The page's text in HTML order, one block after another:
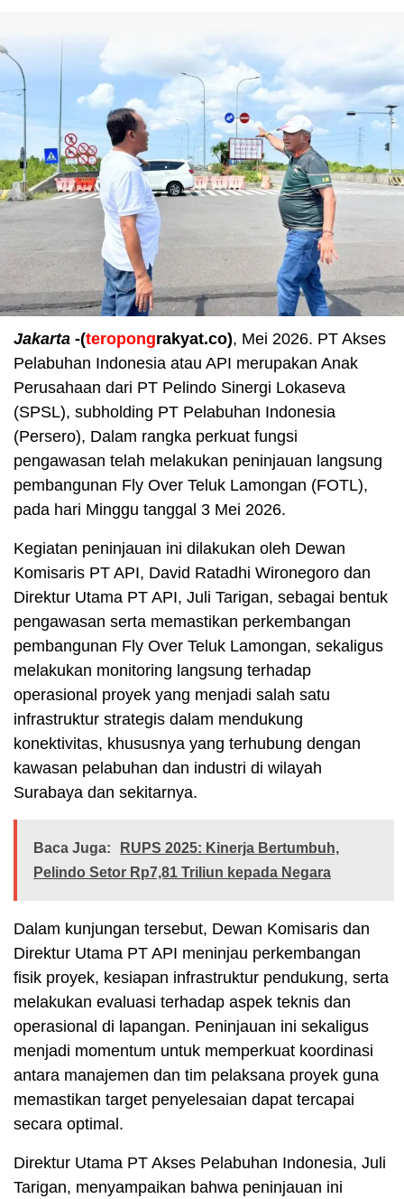
Jakarta -(teropongrakyat.co), Mei 2026. PT Akses
Pelabuhan Indonesia atau API merupakan Anak
Perusahaan dari PT Pelindo Sinergi Lokaseva
(SPSL), subholding PT Pelabuhan Indonesia
(Persero), Dalam rangka perkuat fungsi
pengawasan telah melakukan peninjauan langsung
pembangunan Fly Over Teluk Lamongan (FOTL),
pada hari Minggu tanggal 3 Mei 2026.
Kegiatan peninjauan ini dilakukan oleh Dewan
Komisaris PT API, David Ratadhi Wironegoro dan
Direktur Utama PT API, Juli Tarigan, sebagai bentuk
pengawasan serta memastikan perkembangan
pembangunan Fly Over Teluk Lamongan, sekaligus
melakukan monitoring langsung terhadap
operasional proyek yang menjadi salah satu
infrastruktur strategis dalam mendukung
konektivitas, khususnya yang terhubung dengan
kawasan pelabuhan dan industri di wilayah
Surabaya dan sekitarnya.
Baca Juga:
RUPS 2025: Kinerja Bertumbuh,
Pelindo Setor Rp7,81 Triliun kepada Negara
Dalam kunjungan tersebut, Dewan Komisaris dan
Direktur Utama PT API meninjau perkembangan
fisik proyek, kesiapan infrastruktur pendukung, serta
melakukan evaluasi terhadap aspek teknis dan
operasional di lapangan. Peninjauan ini sekaligus
menjadi momentum untuk memperkuat koordinasi
antara manajemen dan tim pelaksana proyek guna
memastikan target penyelesaian dapat tercapai
secara optimal.
Direktur Utama PT Akses Pelabuhan Indonesia, Juli
Tarigan, menyampaikan bahwa peninjauan ini